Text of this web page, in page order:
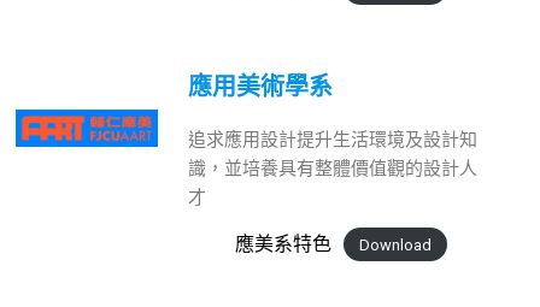
應用美術學系
追求應用設計提升生活環境及設計知
識，並培養具有整體價值觀的設計人
才
應美系特色 Download